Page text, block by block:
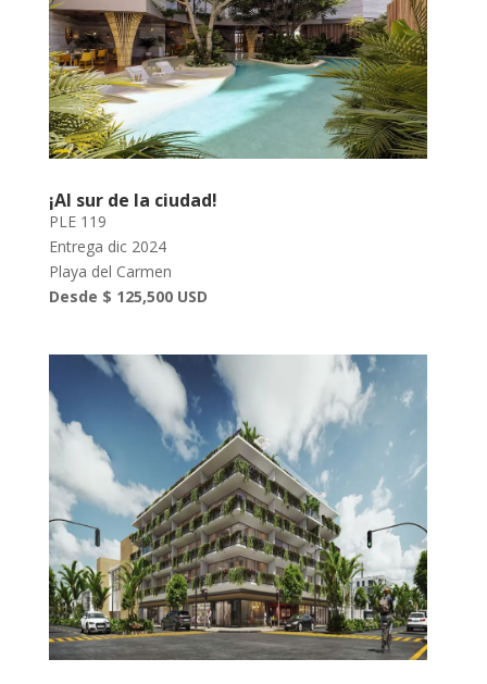
¡Al sur de la ciudad!
PLE 119
Entrega dic 2024
Playa del Carmen
Desde $ 125,500 USD